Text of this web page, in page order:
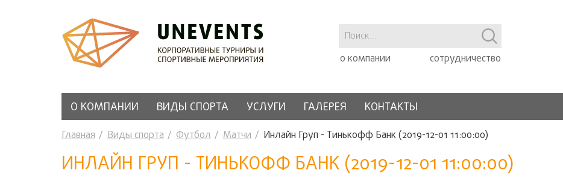
о компании сотрудничество
О КОМПАНИИ ВИДЫ СПОРТА УСЛУГИ ГАЛЕРЕЯ КОНТАКТЫ
Главная Виды спорта Футбол Матчи Инлайн Груп - Тинькофф Банк (2019-12-01 11:00:00)
ИНЛАЙН ГРУП - ТИНЬКОФФ БАНК (2019-12-01 11:00:00)